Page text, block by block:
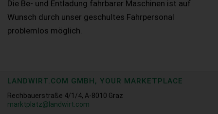
Die Be- und Entladung fahrbarer Maschinen ist auf
Wunsch durch unser geschultes Fahrpersonal
problemlos möglich.
LANDWIRT.COM GMBH, YOUR MARKETPLACE
Rechbauerstraße 4/1/4, A-8010 Graz
marktplatz@landwirt.com